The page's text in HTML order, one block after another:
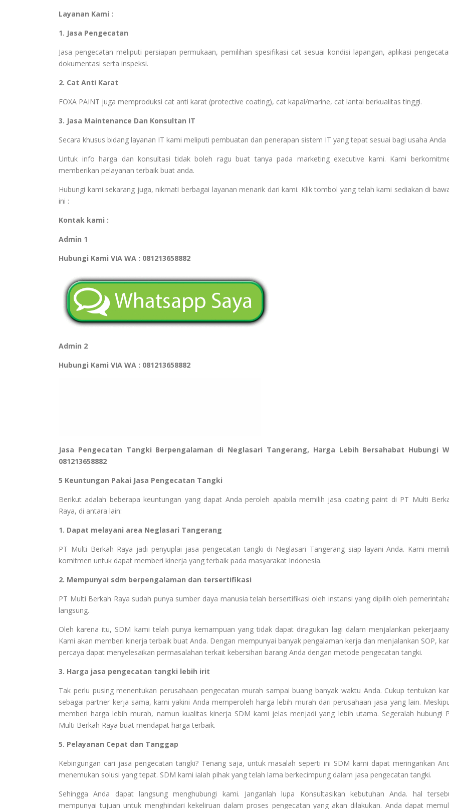
Layanan Kami :
1. Jasa Pengecatan
Jasa pengecatan meliputi persiapan permukaan, pemilihan spesifikasi cat sesuai kondisi lapangan, aplikasi
dokumentasi serta inspeksi.
2. Cat Anti Karat
FOXA PAINT juga memproduksi cat anti karat (protective coating), cat kapal/marine, cat lantai berkualitas tinggi.
3. Jasa Maintenance Dan Konsultan IT
Secara khusus bidang layanan IT kami meliputi pembuatan dan penerapan sistem IT yang tepat sesuai bagi usaha Anda
Untuk info harga dan konsultasi tidak boleh ragu buat tanya pada marketing executive kami. Kami
memberikan pelayanan terbaik buat anda.
Hubungi kami sekarang juga, nikmati berbagai layanan menarik dari kami. Klik tombol yang telah kami sediakan di
ini :
Kontak kami :
Admin 1
Hubungi Kami VIA WA : 081213658882
Admin 2
Hubungi Kami VIA WA : 081213658882
Jasa Pengecatan Tangki Berpengalaman di Neglasari Tangerang, Harga Lebih Bersahabat Hubungi
081213658882
5 Keuntungan Pakai Jasa Pengecatan Tangki
Berikut adalah beberapa keuntungan yang dapat Anda peroleh apabila memilih jasa coating paint di PT Multi
Raya, di antara lain:
1. Dapat melayani area Neglasari Tangerang
PT Multi Berkah Raya jadi penyuplai jasa pengecatan tangki di Neglasari Tangerang siap layani Anda. Kami
komitmen untuk dapat memberi kinerja yang terbaik pada masyarakat Indonesia.
2. Mempunyai sdm berpengalaman dan tersertifikasi
PT Multi Berkah Raya sudah punya sumber daya manusia telah bersertifikasi oleh instansi yang dipilih oleh
langsung.
Oleh karena itu, SDM kami telah punya kemampuan yang tidak dapat diragukan lagi dalam menjalankan
Kami akan memberi kinerja terbaik buat Anda. Dengan mempunyai banyak pengalaman kerja dan menjalankan SOP,
percaya dapat menyelesaikan permasalahan terkait kebersihan barang Anda dengan metode pengecatan tangki.
3. Harga jasa pengecatan tangki lebih irit
Tak perlu pusing menentukan perusahaan pengecatan murah sampai buang banyak waktu Anda. Cukup tentukan
sebagai partner kerja sama, kami yakini Anda memperoleh harga lebih murah dari perusahaan jasa yang lain.
memberi harga lebih murah, namun kualitas kinerja SDM kami jelas menjadi yang lebih utama. Segeralah hubungi
Multi Berkah Raya buat mendapat harga terbaik.
5. Pelayanan Cepat dan Tanggap
Kebingungan cari jasa pengecatan tangki? Tenang saja, untuk masalah seperti ini SDM kami dapat meringankan
menemukan solusi yang tepat. SDM kami ialah pihak yang telah lama berkecimpung dalam jasa pengecatan tangki.
Sehingga Anda dapat langsung menghubungi kami. Janganlah lupa Konsultasikan kebutuhan Anda. hal
mempunyai tujuan untuk menghindari kekeliruan dalam proses pengecatan yang akan dilakukan. Anda dapat